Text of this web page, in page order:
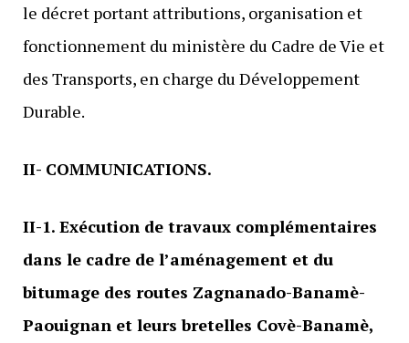
le décret portant attributions, organisation et
fonctionnement du ministère du Cadre de Vie et
des Transports, en charge du Développement
Durable.
II- COMMUNICATIONS.
II-1. Exécution de travaux complémentaires
dans le cadre de l’aménagement et du
bitumage des routes Zagnanado-Banamè-
Paouignan et leurs bretelles Covè-Banamè,